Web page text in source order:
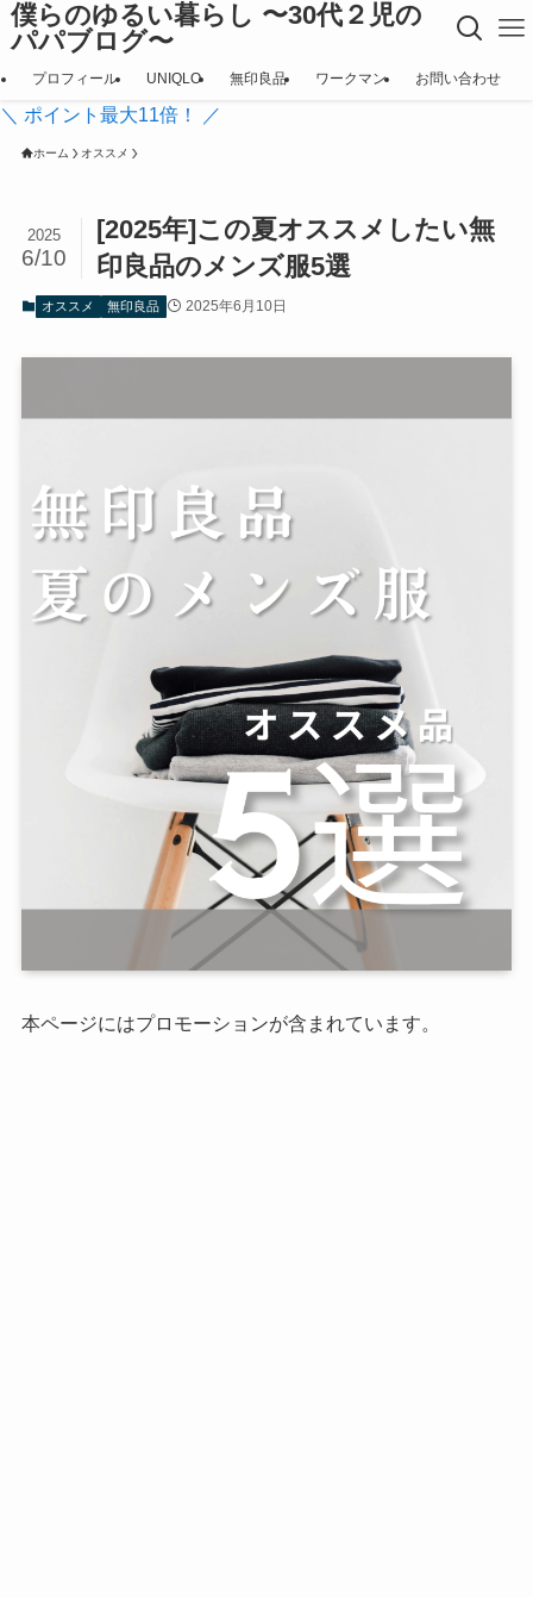
僕らのゆるい暮らし 〜30代２児の
パパブログ〜
プロフィール UNIQLO 無印良品 ワークマン お問い合わせ
＼ ポイント最大11倍！ ／
ホーム オススメ
[2025年]この夏オススメしたい無
印良品のメンズ服5選
2025
6/10
オススメ 無印良品 2025年6月10日
本ページにはプロモーションが含まれています。